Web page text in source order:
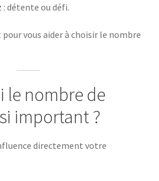
: détente ou défi.
vous aider à choisir le nombre
le nombre de
important ?
directement votre